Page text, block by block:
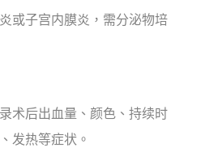
子宫内膜炎，需分泌物培
后出血量、颜色、持续时
发热等症状。